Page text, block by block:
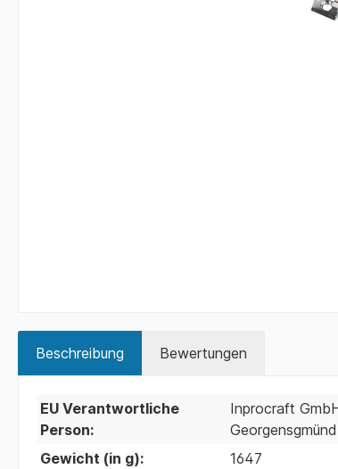
Beschreibung Bewertungen
EU Verantwortliche
Person:
Inprocraft
Gewicht (in g):
1647